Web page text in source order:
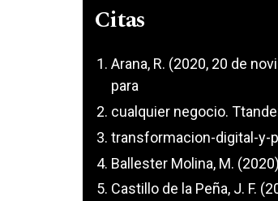
Citas
Arana, R. (2020, 20 de
para
cualquier negocio.
transformacion-digital-y-
Ballester Molina, M.
Castillo de la Peña, J. F.